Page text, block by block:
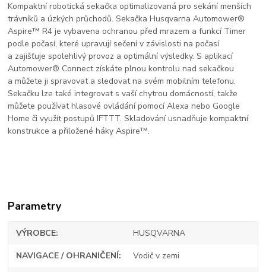
Kompaktní robotická sekačka optimalizovaná pro sekání menších
trávníků a úzkých průchodů. Sekačka Husqvarna Automower®
Aspire™ R4 je vybavena ochranou před mrazem a funkcí Timer
podle počasí, které upravují sečení v závislosti na počasí
a zajišťuje spolehlivý provoz a optimální výsledky. S aplikací
Automower® Connect získáte plnou kontrolu nad sekačkou
a můžete ji spravovat a sledovat na svém mobilním telefonu.
Sekačku lze také integrovat s vaší chytrou domácností, takže
můžete používat hlasové ovládání pomocí Alexa nebo Google
Home či využít postupů IFTTT. Skladování usnadňuje kompaktní
konstrukce a přiložené háky Aspire™.
Parametry
VÝROBCE HUSQVARNA
NAVIGACE / OHRANIČENÍ Vodič v zemi